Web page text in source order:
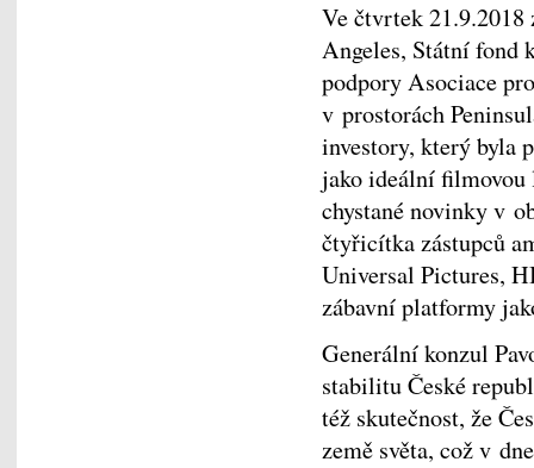
Ve čtvrtek
Angeles, Státní fond
podpory Asociace
v prostorách
investory, který byla
jako ideální filmovou
chystané novinky v
čtyřicítka zástupců
Universal Pictures,
zábavní platformy
Generální konzul
stabilitu České
též skutečnost, že
země světa, což v